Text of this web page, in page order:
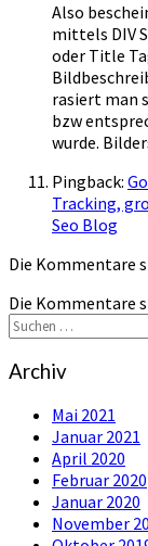
Also
mittels DIV
oder Title
rasiert man
bzw
wurde.
Pingback:
Tracking,
Seo Blog
Die Kommentare
Die Kommentare
Suchen
nach:
Archiv
Mai 2021
Januar 2021
April 2020
Februar 2020
Januar 2020
November